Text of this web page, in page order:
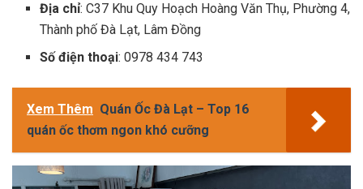
Địa chỉ: C37 Khu Quy Hoạch Hoàng Văn Thụ, Phường 4,
Thành phố Đà Lạt, Lâm Đồng
Số điện thoại: 0978 434 743
Xem Thêm Quán Ốc Đà Lạt – Top 16
quán ốc thơm ngon khó cưỡng